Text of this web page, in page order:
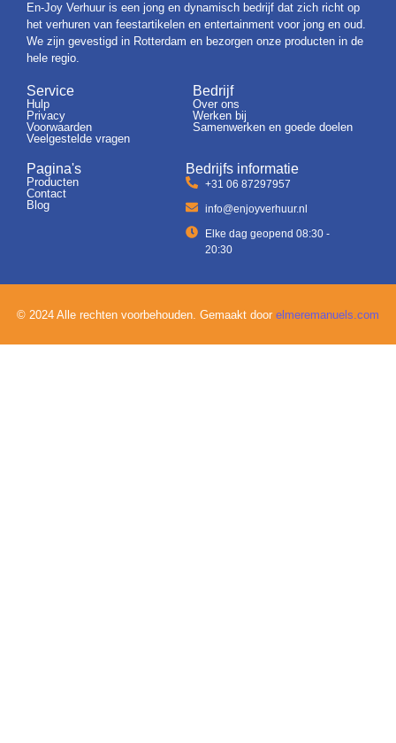
En-Joy Verhuur is een jong en dynamisch bedrijf dat zich richt op
het verhuren van feestartikelen en entertainment voor jong en oud.
We zijn gevestigd in Rotterdam en bezorgen onze producten in de
hele regio.
Service
Hulp
Privacy
Voorwaarden
Veelgestelde vragen
Bedrijf
Over ons
Werken bij
Samenwerken en goede doelen
Pagina's
Producten
Contact
Blog
Bedrijfs informatie
+31 06 87297957
info@enjoyverhuur.nl
Elke dag geopend 08:30 -
20:30
© 2024 Alle rechten voorbehouden. Gemaakt door elmeremanuels.com